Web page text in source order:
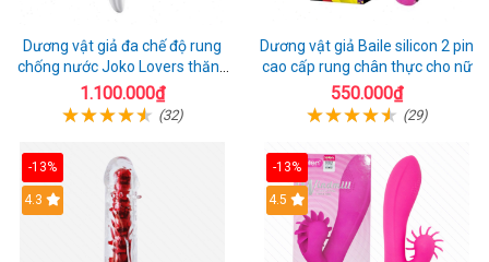
Dương vật giả đa chế độ rung
chống nước Joko Lovers thăng
hoa
1.100.000₫
(32)
Dương vật giả Baile silicon 2 pin
cao cấp rung chân thực cho nữ
550.000₫
(29)
-13%
4.3
-13%
4.5